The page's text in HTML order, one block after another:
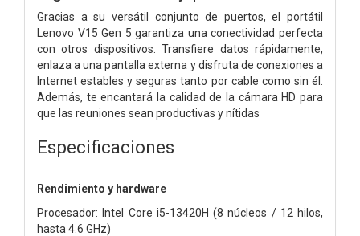
Gracias a su versátil conjunto de puertos, el portátil
Lenovo V15 Gen 5 garantiza una conectividad perfecta
con otros dispositivos. Transfiere datos rápidamente,
enlaza a una pantalla externa y disfruta de conexiones a
Internet estables y seguras tanto por cable como sin él.
Además, te encantará la calidad de la cámara HD para
que las reuniones sean productivas y nítidas
Especificaciones
Rendimiento y hardware
Procesador: Intel Core i5-13420H (8 núcleos / 12 hilos,
hasta 4.6 GHz)